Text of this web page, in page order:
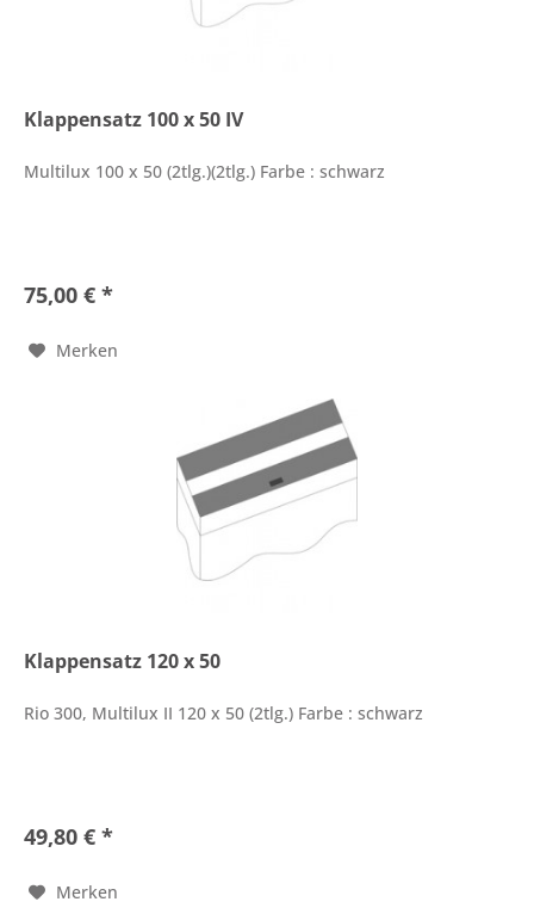
Klappensatz 100 x 50 IV
Multilux 100 x 50 (2tlg.)(2tlg.) Farbe : schwarz
75,00 € *
Merken
Klappensatz 120 x 50
Rio 300, Multilux II 120 x 50 (2tlg.) Farbe : schwarz
49,80 € *
Merken